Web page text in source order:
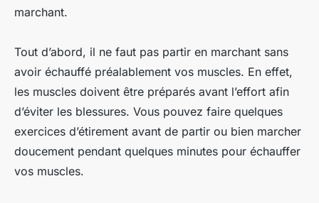
marchant.
Tout d’abord, il ne faut pas partir en marchant sans
avoir échauffé préalablement vos muscles. En effet,
les muscles doivent être préparés avant l’effort afin
d’éviter les blessures. Vous pouvez faire quelques
exercices d’étirement avant de partir ou bien marcher
doucement pendant quelques minutes pour échauffer
vos muscles.